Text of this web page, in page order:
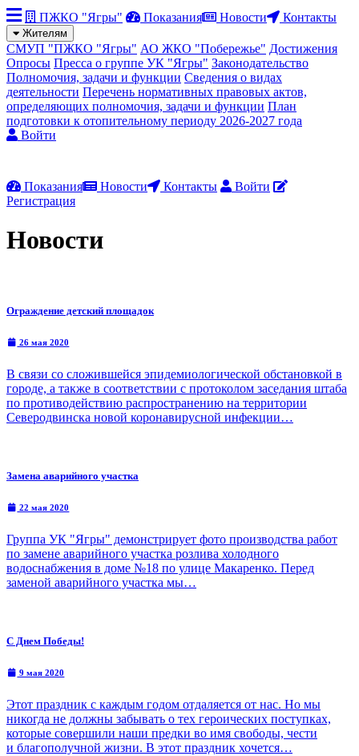
ПЖКО "Ягры" Показания Новости Контакты
Жителям
СМУП "ПЖКО "Ягры" АО ЖКО "Побережье" Достижения
Опросы Пресса о группе УК "Ягры" Законодательство
Полномочия, задачи и функции Сведения о видах
деятельности Перечень нормативных правовых актов,
определяющих полномочия, задачи и функции План
подготовки к отопительному периоду 2026-2027 года
Войти
Показания Новости Контакты
Войти
Регистрация
Новости
Ограждение детский площадок
26 мая 2020
В связи со сложившейся эпидемиологической обстановкой в
городе, а также в соответствии с протоколом заседания штаба
по противодействию распространению на территории
Северодвинска новой коронавирусной инфекции…
Замена аварийного участка
22 мая 2020
Группа УК "Ягры" демонстрирует фото производства работ
по замене аварийного участка розлива холодного
водоснабжения в доме №18 по улице Макаренко. Перед
заменой аварийного участка мы…
С Днем Победы!
9 мая 2020
Этот праздник с каждым годом отдаляется от нас. Но мы
никогда не должны забывать о тех героических поступках,
которые совершили наши предки во имя свободы, чести
и благополучной жизни. В этот праздник хочется…